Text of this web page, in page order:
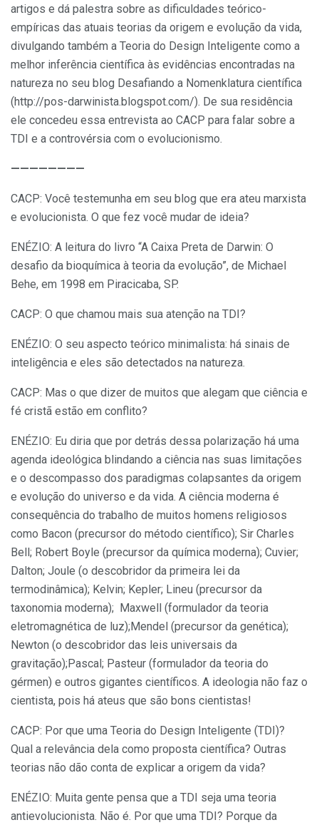
artigos e dá palestra sobre as dificuldades teórico-
empíricas das atuais teorias da origem e evolução da vida,
divulgando também a Teoria do Design Inteligente como a
melhor inferência científica às evidências encontradas na
natureza no seu blog Desafiando a Nomenklatura científica
(http://pos-darwinista.blogspot.com/). De sua residência
ele concedeu essa entrevista ao CACP para falar sobre a
TDI e a controvérsia com o evolucionismo.
————————
CACP: Você testemunha em seu blog que era ateu marxista
e evolucionista. O que fez você mudar de ideia?
ENÉZIO: A leitura do livro “A Caixa Preta de Darwin: O
desafio da bioquímica à teoria da evolução”, de Michael
Behe, em 1998 em Piracicaba, SP.
CACP: O que chamou mais sua atenção na TDI?
ENÉZIO: O seu aspecto teórico minimalista: há sinais de
inteligência e eles são detectados na natureza.
CACP: Mas o que dizer de muitos que alegam que ciência e
fé cristã estão em conflito?
ENÉZIO: Eu diria que por detrás dessa polarização há uma
agenda ideológica blindando a ciência nas suas limitações
e o descompasso dos paradigmas colapsantes da origem
e evolução do universo e da vida. A ciência moderna é
consequência do trabalho de muitos homens religiosos
como Bacon (precursor do método científico); Sir Charles
Bell; Robert Boyle (precursor da química moderna); Cuvier;
Dalton; Joule (o descobridor da primeira lei da
termodinâmica); Kelvin; Kepler; Lineu (precursor da
taxonomia moderna); Maxwell (formulador da teoria
eletromagnética de luz);Mendel (precursor da genética);
Newton (o descobridor das leis universais da
gravitação);Pascal; Pasteur (formulador da teoria do
gérmen) e outros gigantes científicos. A ideologia não faz o
cientista, pois há ateus que são bons cientistas!
CACP: Por que uma Teoria do Design Inteligente (TDI)?
Qual a relevância dela como proposta científica? Outras
teorias não dão conta de explicar a origem da vida?
ENÉZIO: Muita gente pensa que a TDI seja uma teoria
antievolucionista. Não é. Por que uma TDI? Porque da